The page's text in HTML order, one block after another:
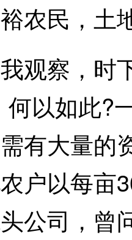
农民，土
察，时
以如此?
有大量的
户以每亩
公司，曾